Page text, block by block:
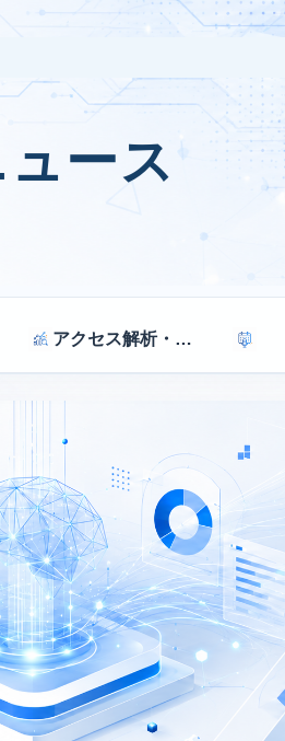
ース
アクセス解析・効果測定